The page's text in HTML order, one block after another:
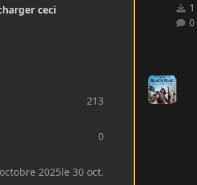
ceci
213
0
2025le 30 oct.